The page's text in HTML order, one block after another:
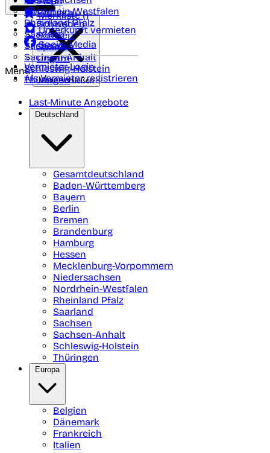
Nordrhein-Westfalen
Rheinland Pfalz
Saarland
Sachsen
Sachsen-Anhalt
Schleswig-Holstein
Thüringen
Portugal
Schweden
Schweiz
Spanien
Ungarn
Merkliste ()
Unterkunft vermieten
Social Media
Vermieter-Login
Als Vermieter registrieren
Menü
Menü schließen
Last-Minute Angebote
Deutschland
Gesamtdeutschland
Baden-Württemberg
Bayern
Berlin
Bremen
Brandenburg
Hamburg
Hessen
Mecklenburg-Vorpommern
Niedersachsen
Nordrhein-Westfalen
Rheinland Pfalz
Saarland
Sachsen
Sachsen-Anhalt
Schleswig-Holstein
Thüringen
Europa
Belgien
Dänemark
Frankreich
Italien